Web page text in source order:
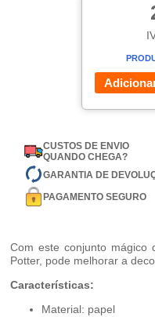
CUSTOS DE ENVIO
QUANDO CHEGA?
GARANTIA DE
PAGAMENTO SEGURO
Com este conjunto mágico
Potter, pode melhorar a
Características:
Material: papel